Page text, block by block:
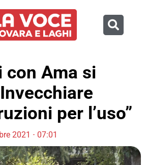
con Ama si
per l’uso”
2021 07:01